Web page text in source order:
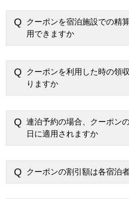
クーポンを宿泊施設での精
用できますか
クーポンを利用した時の領
りますか
連泊予約の場合、クーポン
日に適用されますか
クーポンの割引額は各宿泊